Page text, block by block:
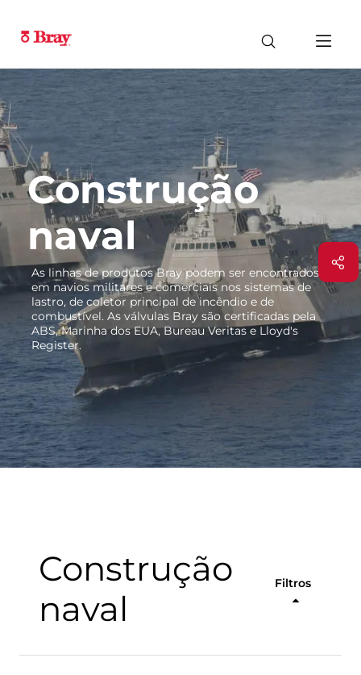
Construção
naval
As linhas de produtos Bray podem ser encontrados
em navios militares e comerciais nos sistemas de
lastro, de coletor principal de incêndio e de
combustível. As válvulas Bray são certificadas pela
ABS, Marinha dos EUA, Bureau Veritas e Lloyd's
Register.
Construção
naval
Filtros